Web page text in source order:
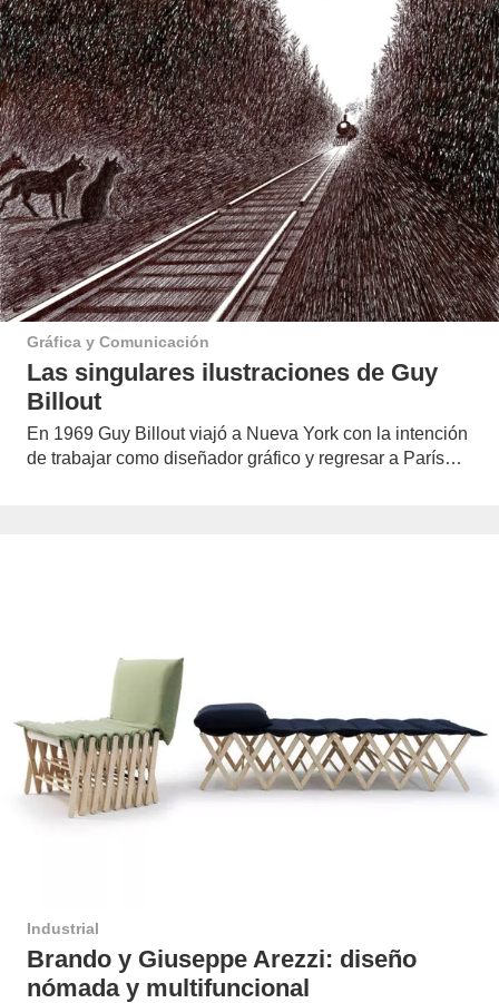
Gráfica y Comunicación
Las singulares ilustraciones de Guy
Billout
En 1969 Guy Billout viajó a Nueva York con la intención
de trabajar como diseñador gráfico y regresar a París…
Industrial
Brando y Giuseppe Arezzi: diseño
nómada y multifuncional